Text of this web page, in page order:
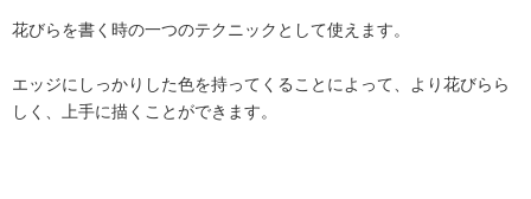
花びらを書く時の一つのテクニックとして使えます。
エッジにしっかりした色を持ってくることによって、より花びらら
しく、上手に描くことができます。